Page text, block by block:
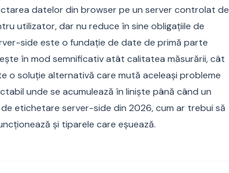
datelor din browser pe un server controlat de
utilizator, dar nu reduce în sine obligațiile de
side este o fundație de date de primă parte
în mod semnificativ atât calitatea măsurării, cât
soluție alternativă care mută aceleași probleme
unde se acumulează în liniște până când un
etichetare server-side din 2026, cum ar trebui să
și tiparele care eșuează.